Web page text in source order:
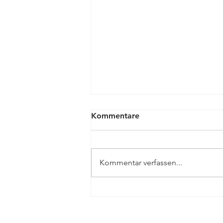
Kommentare
Kommentar verfassen...